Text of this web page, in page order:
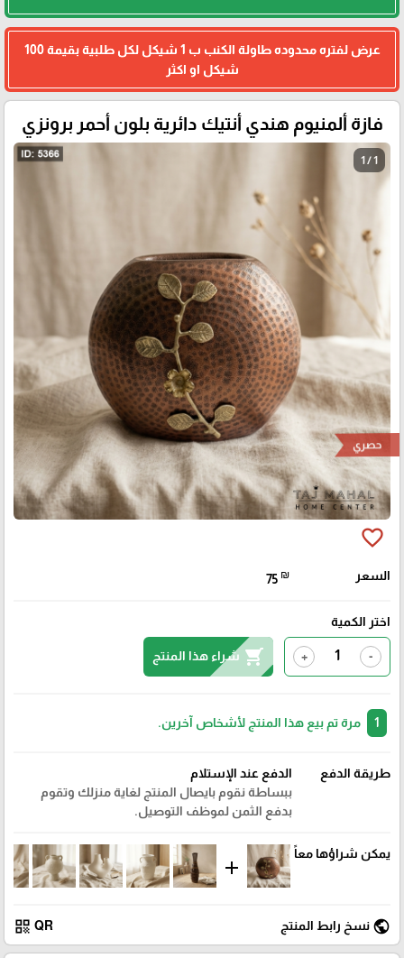
عرض لفتره محدوده طاولة الكنب ب 1 شيكل لكل طلبية بقيمة 100
شيكل او اكثر
فازة ألمنيوم هندي أنتيك دائرية بلون أحمر برونزي
1 / 1
حصري
favorite_border
السعر 75 ₪
اختر الكمية
-
+
shopping_cart شراء هذا المنتج
مرة تم بيع هذا المنتج لأشخاص آخرين.
طريقة الدفع
الدفع عند الإستلام
ببساطة نقوم بايصال المنتج لغاية منزلك وتقوم
بدفع الثمن لموظف التوصيل.
يمكن شراؤها معاً
add
public نسخ رابط المنتج QR
qr_code